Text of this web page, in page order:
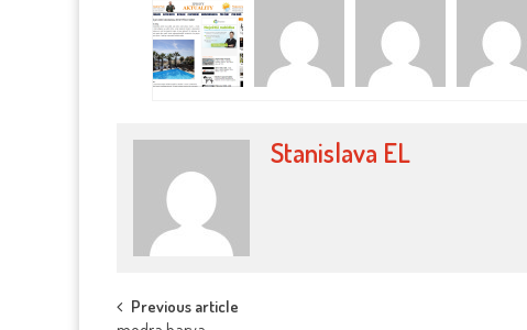
Stanislava EL
Post
Previous article